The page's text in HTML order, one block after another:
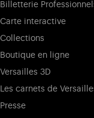
Billetterie
Carte interactive
Collections
Boutique en ligne
Versailles 3D
Les carnets de
Presse